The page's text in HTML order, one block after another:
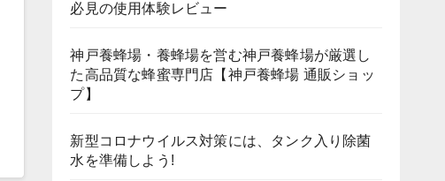
必見の使用体験レビュー
神戸養蜂場・養蜂場を営む神戸養蜂場が厳選し
た高品質な蜂蜜専門店【神戸養蜂場 通販ショッ
プ】
新型コロナウイルス対策には、タンク入り除菌
水を準備しよう!